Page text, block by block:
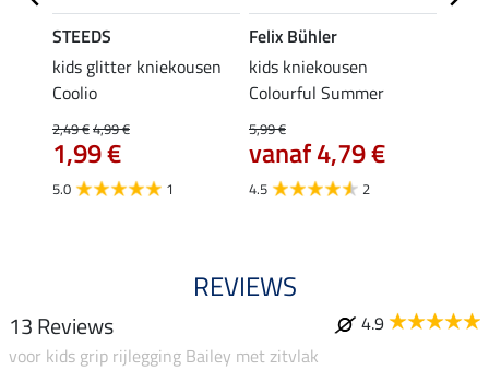
STEEDS
kids glitter kniekousen
Coolio
2,49 €4,99 €
1,99 €
5.0 1
Felix Bühler
kids kniekousen
Colourful Summer
5,99 €
vanaf 4,79 €
4.5 2
REVIEWS
13 Reviews
4.9
voor kids grip rijlegging Bailey met zitvlak